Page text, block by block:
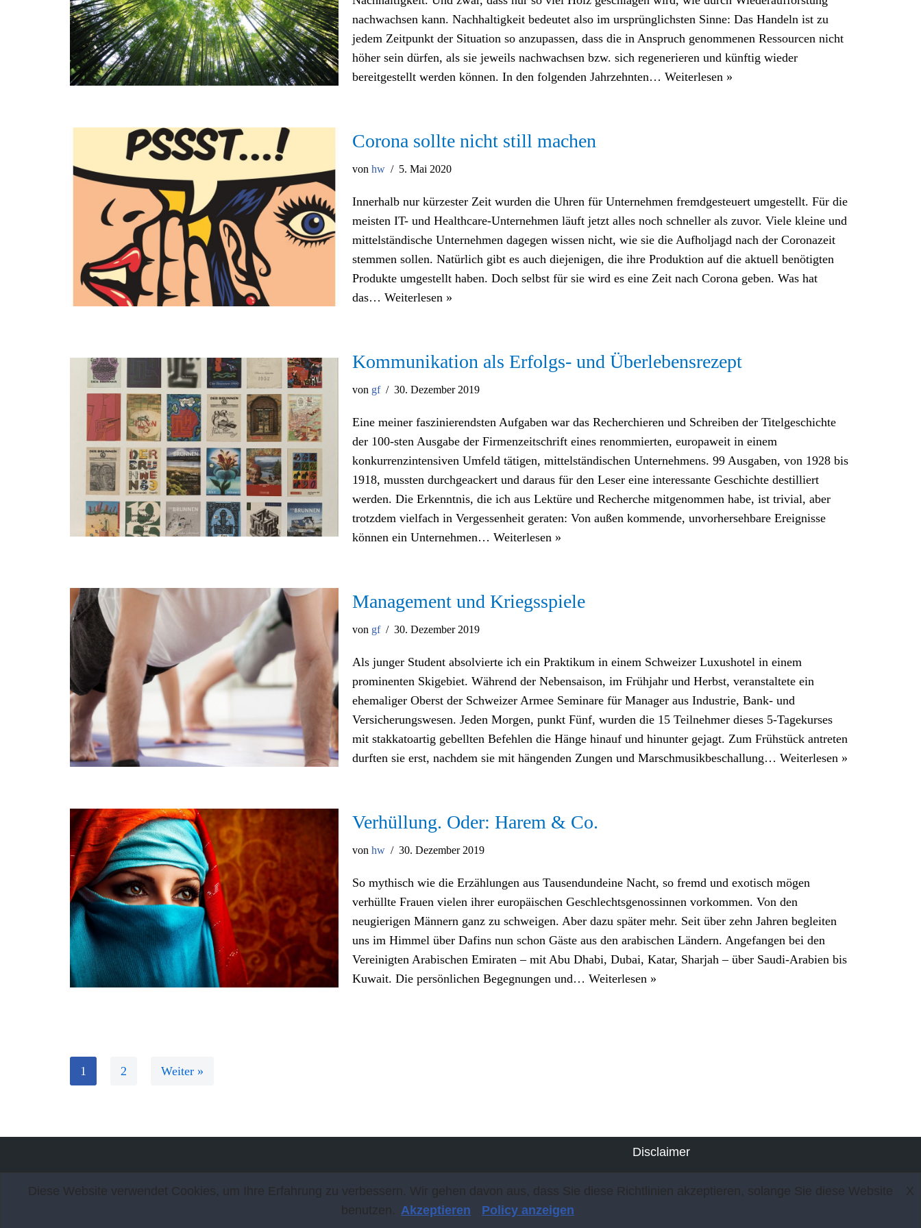
nachwachsen kann. Nachhaltigkeit bedeutet also im ursprünglichsten Sinne: Das Handeln ist zu
jedem Zeitpunkt der Situation so anzupassen, dass die in Anspruch genommenen Ressourcen nicht
höher sein dürfen, als sie jeweils nachwachsen bzw. sich regenerieren und künftig wieder
bereitgestellt werden können. In den folgenden Jahrzehnten… Weiterlesen »
Corona sollte nicht still machen
von hw 5. Mai 2020
Innerhalb nur kürzester Zeit wurden die Uhren für Unternehmen fremdgesteuert umgestellt. Für die
meisten IT- und Healthcare-Unternehmen läuft jetzt alles noch schneller als zuvor. Viele kleine und
mittelständische Unternehmen dagegen wissen nicht, wie sie die Aufholjagd nach der Coronazeit
stemmen sollen. Natürlich gibt es auch diejenigen, die ihre Produktion auf die aktuell benötigten
Produkte umgestellt haben. Doch selbst für sie wird es eine Zeit nach Corona geben. Was hat
das… Weiterlesen »
Kommunikation als Erfolgs- und Überlebensrezept
von gf 30. Dezember 2019
Eine meiner faszinierendsten Aufgaben war das Recherchieren und Schreiben der Titelgeschichte
der 100-sten Ausgabe der Firmenzeitschrift eines renommierten, europaweit in einem
konkurrenzintensiven Umfeld tätigen, mittelständischen Unternehmens. 99 Ausgaben, von 1928 bis
1918, mussten durchgeackert und daraus für den Leser eine interessante Geschichte destilliert
werden. Die Erkenntnis, die ich aus Lektüre und Recherche mitgenommen habe, ist trivial, aber
trotzdem vielfach in Vergessenheit geraten: Von außen kommende, unvorhersehbare Ereignisse
können ein Unternehmen… Weiterlesen »
Management und Kriegsspiele
von gf 30. Dezember 2019
Als junger Student absolvierte ich ein Praktikum in einem Schweizer Luxushotel in einem
prominenten Skigebiet. Während der Nebensaison, im Frühjahr und Herbst, veranstaltete ein
ehemaliger Oberst der Schweizer Armee Seminare für Manager aus Industrie, Bank- und
Versicherungswesen. Jeden Morgen, punkt Fünf, wurden die 15 Teilnehmer dieses 5-Tagekurses
mit stakkatoartig gebellten Befehlen die Hänge hinauf und hinunter gejagt. Zum Frühstück antreten
durften sie erst, nachdem sie mit hängenden Zungen und Marschmusikbeschallung… Weiterlesen »
Verhüllung. Oder: Harem & Co.
von hw 30. Dezember 2019
So mythisch wie die Erzählungen aus Tausendundeine Nacht, so fremd und exotisch mögen
verhüllte Frauen vielen ihrer europäischen Geschlechtsgenossinnen vorkommen. Von den
neugierigen Männern ganz zu schweigen. Aber dazu später mehr. Seit über zehn Jahren begleiten
uns im Himmel über Dafins nun schon Gäste aus den arabischen Ländern. Angefangen bei den
Vereinigten Arabischen Emiraten – mit Abu Dhabi, Dubai, Katar, Sharjah – über Saudi-Arabien bis
Kuwait. Die persönlichen Begegnungen und… Weiterlesen »
1 2 Weiter »
Disclaimer
Diese Website verwendet Cookies, um Ihre Erfahrung zu verbessern. Wir gehen davon aus, dass Sie diese Richtlinien akzeptieren, solange Sie diese Website
benutzen.
X
Akzeptieren
Policy anzeigen